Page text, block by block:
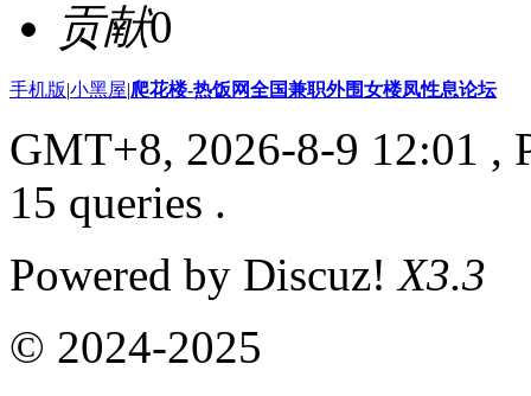
贡献0
手机版|小黑屋|爬花楼-热饭网全国兼职外围女楼凤性息论坛
GMT+8, 2026-8-9 12:01 ,
15 queries .
Powered by Discuz!X3.3
© 2024-2025